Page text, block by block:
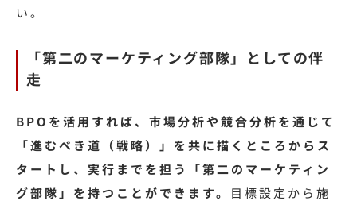
い。
「第二のマーケティング部隊」としての伴
走
BPOを活用すれば、市場分析や競合分析を通じて
「進むべき道（戦略）」を共に描くところからス
タートし、実行までを担う「第二のマーケティン
グ部隊」を持つことができます。 目標設定から施